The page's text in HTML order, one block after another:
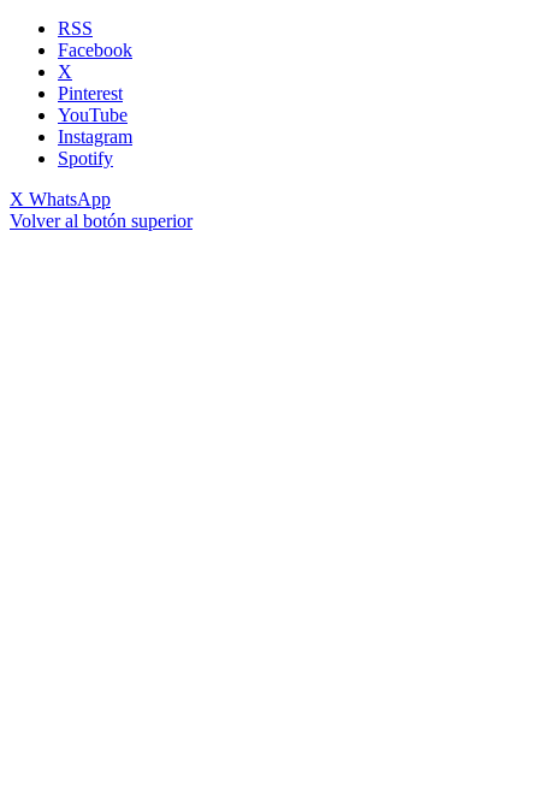
RSS
Facebook
X
Pinterest
YouTube
Instagram
Spotify
X WhatsApp
Volver al botón superior